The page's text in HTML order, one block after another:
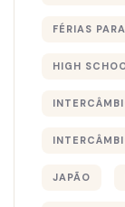
FÉRIAS
HIGH
JAPÃO